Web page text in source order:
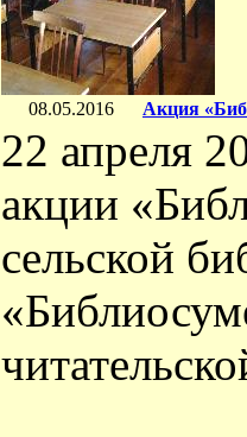
08.05.2016 Акция
22 апреля
акции
сельской